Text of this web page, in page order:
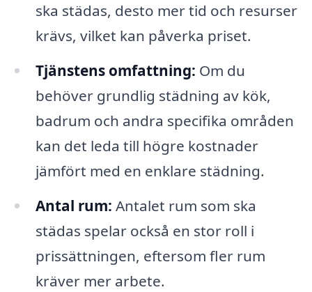
ska städas, desto mer tid och resurser
krävs, vilket kan påverka priset.
Tjänstens omfattning: Om du
behöver grundlig städning av kök,
badrum och andra specifika områden
kan det leda till högre kostnader
jämfört med en enklare städning.
Antal rum: Antalet rum som ska
städas spelar också en stor roll i
prissättningen, eftersom fler rum
kräver mer arbete.